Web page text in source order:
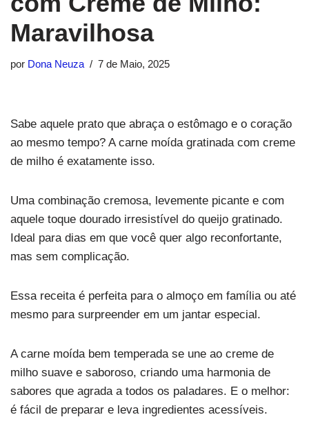
Maravilhosa
por Dona Neuza 7 de Maio, 2025
Sabe aquele prato que abraça o estômago e o coração
ao mesmo tempo? A carne moída gratinada com creme
de milho é exatamente isso.
Uma combinação cremosa, levemente picante e com
aquele toque dourado irresistível do queijo gratinado.
Ideal para dias em que você quer algo reconfortante,
mas sem complicação.
Essa receita é perfeita para o almoço em família ou até
mesmo para surpreender em um jantar especial.
A carne moída bem temperada se une ao creme de
milho suave e saboroso, criando uma harmonia de
sabores que agrada a todos os paladares. E o melhor:
é fácil de preparar e leva ingredientes acessíveis.